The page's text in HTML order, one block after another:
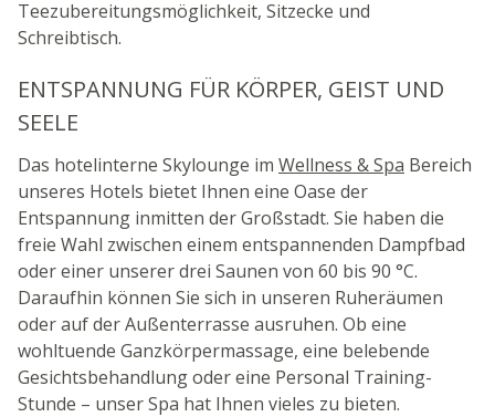
Teezubereitungsmöglichkeit, Sitzecke und
Schreibtisch.
ENTSPANNUNG FÜR KÖRPER, GEIST UND
SEELE
Das hotelinterne Skylounge im Wellness & Spa Bereich
unseres Hotels bietet Ihnen eine Oase der
Entspannung inmitten der Großstadt. Sie haben die
freie Wahl zwischen einem entspannenden Dampfbad
oder einer unserer drei Saunen von 60 bis 90 °C.
Daraufhin können Sie sich in unseren Ruheräumen
oder auf der Außenterrasse ausruhen. Ob eine
wohltuende Ganzkörpermassage, eine belebende
Gesichtsbehandlung oder eine Personal Training-
Stunde – unser Spa hat Ihnen vieles zu bieten.